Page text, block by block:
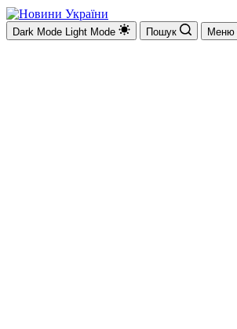
Dark Mode Light Mode Пошук Меню